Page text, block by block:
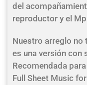
del
reproductor y el
Nuestro arreglo no
es una versión con
Recomendada
Full Sheet Music